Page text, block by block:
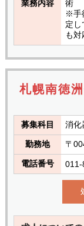
業務内容
※手
定し
も対
札幌南徳
募集科目 消化
勤務地 〒
電話番号 011-